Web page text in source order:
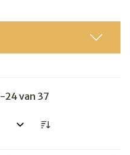
-24van 37